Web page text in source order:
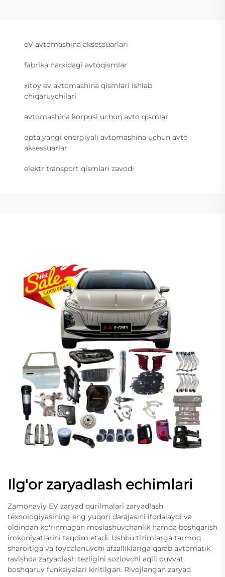
eV avtomashina aksessuarlari
fabrika narxidagi avtoqismlar
xitoy ev avtomashina qismlari ishlab
chiqaruvchilari
avtomashina korpusi uchun avto qismlar
opta yangi energiyali avtomashina uchun avto
aksessuarlar
elektr transport qismlari zavodi
Ilg'or zaryadlash echimlari
Zamonaviy EV zaryad qurilmalari zaryadlash
texnologiyasining eng yuqori darajasini ifodalaydi va
oldindan ko'rinmagan moslashuvchanlik hamda boshqarish
imkoniyatlarini taqdim etadi. Ushbu tizimlarga tarmoq
sharoitiga va foydalanuvchi afzalliklariga qarab avtomatik
ravishda zaryadlash tezligini sozlovchi aqlli quvvat
boshqaruv funksiyalari kiritilgan. Rivojlangan zaryad